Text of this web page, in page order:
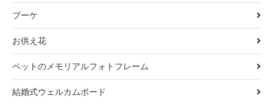
ブーケ
お供え花
ペットのメモリアルフォトフレーム
結婚式ウェルカムボード